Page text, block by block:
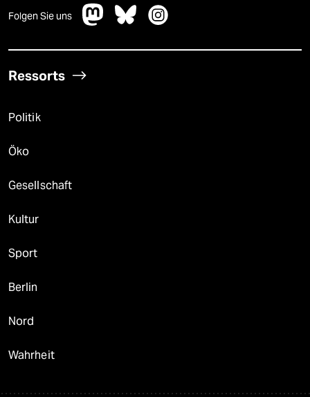
Folgen Sie uns
Ressorts
Politik
Öko
Gesellschaft
Kultur
Sport
Berlin
Nord
Wahrheit